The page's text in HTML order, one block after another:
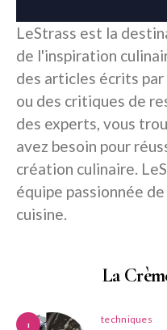
LeStrass est la
de l'inspiration
des articles écrits
ou des critiques de
des experts, vous
avez besoin pour
création culinaire.
équipe passionnée
cuisine.
La
1 techniques